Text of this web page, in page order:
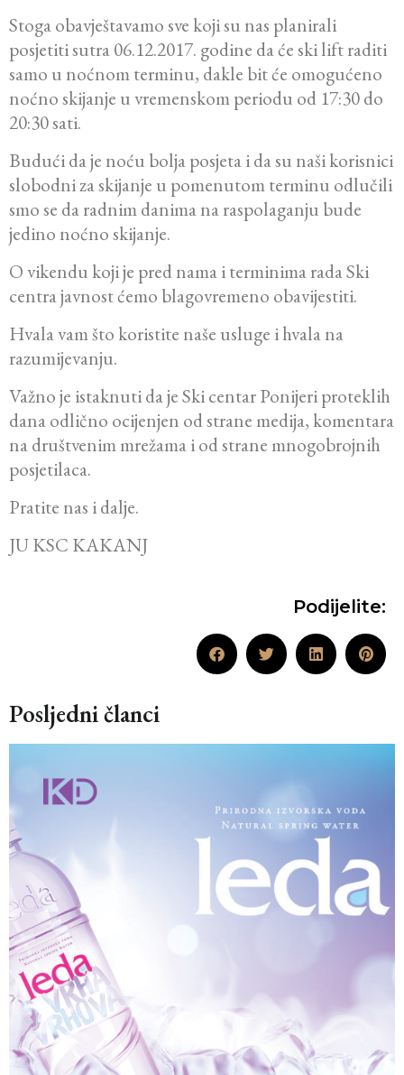
Stoga obavještavamo sve koji su nas planirali
posjetiti sutra 06.12.2017. godine da će ski lift raditi
samo u noćnom terminu, dakle bit će omogućeno
noćno skijanje u vremenskom periodu od 17:30 do
20:30 sati.
Budući da je noću bolja posjeta i da su naši korisnici
slobodni za skijanje u pomenutom terminu odlučili
smo se da radnim danima na raspolaganju bude
jedino noćno skijanje.
O vikendu koji je pred nama i terminima rada Ski
centra javnost ćemo blagovremeno obavijestiti.
Hvala vam što koristite naše usluge i hvala na
razumijevanju.
Važno je istaknuti da je Ski centar Ponijeri proteklih
dana odlično ocijenjen od strane medija, komentara
na društvenim mrežama i od strane mnogobrojnih
posjetilaca.
Pratite nas i dalje.
JU KSC KAKANJ
Podijelite:
Posljedni članci